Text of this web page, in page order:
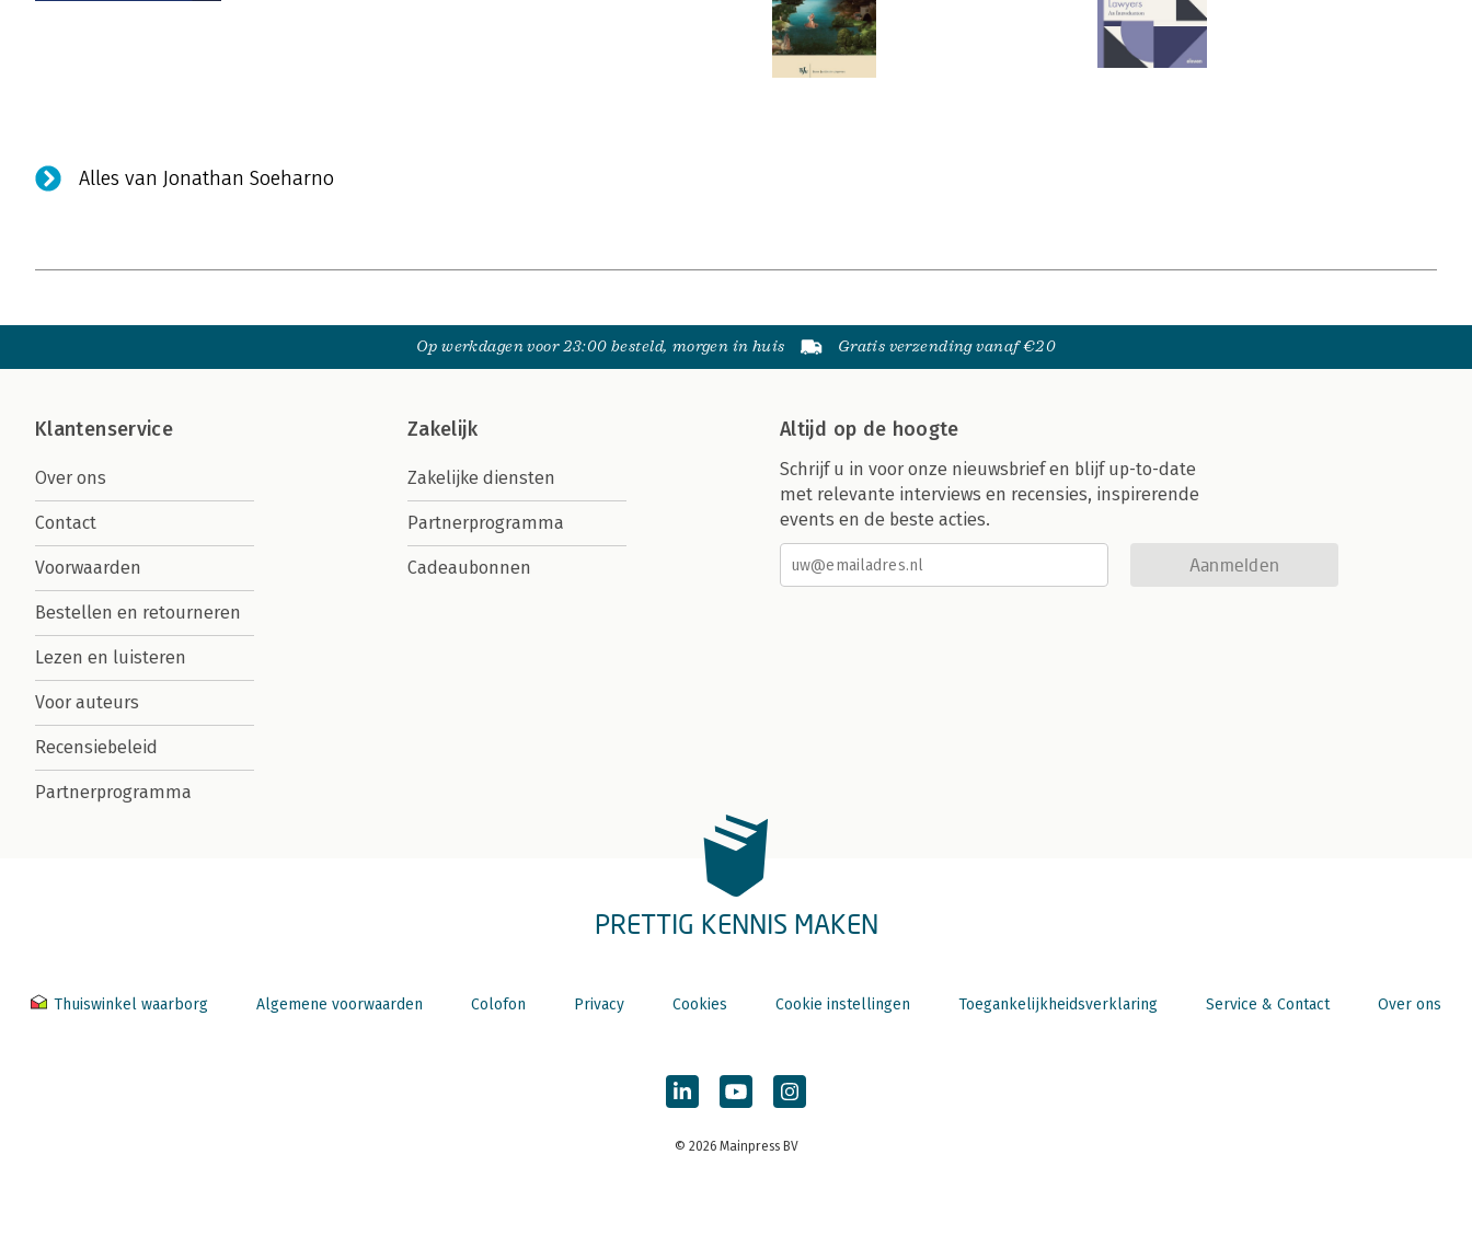
Alles van Jonathan Soeharno
Op werkdagen voor 23:00 besteld, morgen in huis Gratis verzending vanaf €20
Klantenservice
Over ons
Contact
Voorwaarden
Bestellen en retourneren
Lezen en luisteren
Voor auteurs
Recensiebeleid
Partnerprogramma
Zakelijk
Zakelijke diensten
Partnerprogramma
Cadeaubonnen
Altijd op de hoogte
Schrijf u in voor onze nieuwsbrief en blijf up-to-date
met relevante interviews en recensies, inspirerende
events en de beste acties.
Aanmelden
PRETTIG KENNIS MAKEN
Thuiswinkel waarborg Algemene voorwaarden Colofon Privacy Cookies Cookie instellingen Toegankelijkheidsverklaring Service & Contact Over ons
© 2026 Mainpress BV